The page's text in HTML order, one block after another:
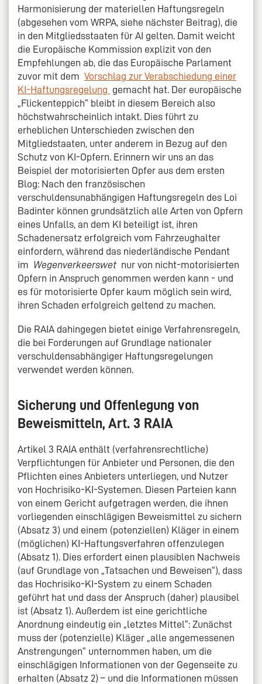
Harmonisierung der materiellen Haftungsregeln
(abgesehen vom WRPA, siehe nächster Beitrag), die
in den Mitgliedsstaaten für AI gelten. Damit weicht
die Europäische Kommission explizit von den
Empfehlungen ab, die das Europäische Parlament
zuvor mit dem Vorschlag zur Verabschiedung einer
KI-Haftungsregelung gemacht hat. Der europäische
„Flickenteppich“ bleibt in diesem Bereich also
höchstwahrscheinlich intakt. Dies führt zu
erheblichen Unterschieden zwischen den
Mitgliedstaaten, unter anderem in Bezug auf den
Schutz von KI-Opfern. Erinnern wir uns an das
Beispiel der motorisierten Opfer aus dem ersten
Blog: Nach den französischen
verschuldensunabhängigen Haftungsregeln des Loi
Badinter können grundsätzlich alle Arten von Opfern
eines Unfalls, an dem KI beteiligt ist, ihren
Schadenersatz erfolgreich vom Fahrzeughalter
einfordern, während das niederländische Pendant
im Wegenverkeerswetnur von nicht-motorisierten
Opfern in Anspruch genommen werden kann - und
es für motorisierte Opfer kaum möglich sein wird,
ihren Schaden erfolgreich geltend zu machen.
Die RAIA dahingegen bietet einige Verfahrensregeln,
die bei Forderungen auf Grundlage nationaler
verschuldensabhängiger Haftungsregelungen
verwendet werden können.
Sicherung und Offenlegung von
Beweismitteln, Art. 3 RAIA
Artikel 3 RAIA enthält (verfahrensrechtliche)
Verpflichtungen für Anbieter und Personen, die den
Pflichten eines Anbieters unterliegen, und Nutzer
von Hochrisiko-KI-Systemen. Diesen Parteien kann
von einem Gericht aufgetragen werden, die ihnen
vorliegenden einschlägigen Beweismittel zu sichern
(Absatz 3) und einem (potenziellen) Kläger in einem
(möglichen) KI-Haftungsverfahren offenzulegen
(Absatz 1). Dies erfordert einen plausiblen Nachweis
(auf Grundlage von „Tatsachen und Beweisen“), dass
das Hochrisiko-KI-System zu einem Schaden
geführt hat und dass der Anspruch (daher) plausibel
ist (Absatz 1). Außerdem ist eine gerichtliche
Anordnung eindeutig ein „letztes Mittel“: Zunächst
muss der (potenzielle) Kläger „alle angemessenen
Anstrengungen“ unternommen haben, um die
einschlägigen Informationen von der Gegenseite zu
erhalten (Absatz 2) – und die Informationen müssen